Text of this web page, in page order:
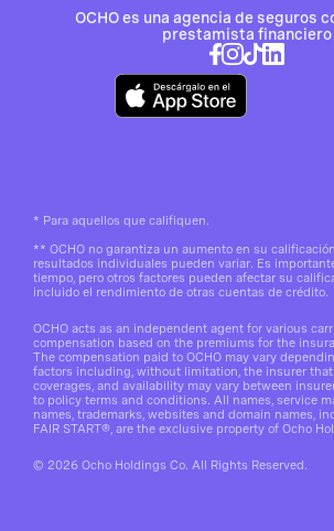
OCHO es una agencia de seguros
prestamista financiero
* Para aquellos que califiquen.
** OCHO no garantiza un aumento en su
resultados individuales pueden variar. Es
tiempo, pero otros factores pueden afectar su
incluido el rendimiento de otras cuentas de crédito.
OCHO acts as an independent agent for various
compensation based on the premiums for the
The compensation paid to OCHO may vary
factors including, without limitation, the insurer that
coverages, and availability may vary between
to policy terms and conditions. All names, service
names, trademarks, websites and domain names,
FAIR START®, are the exclusive property of Ocho
© 2026 Ocho Holdings Co. All Rights Reserved.